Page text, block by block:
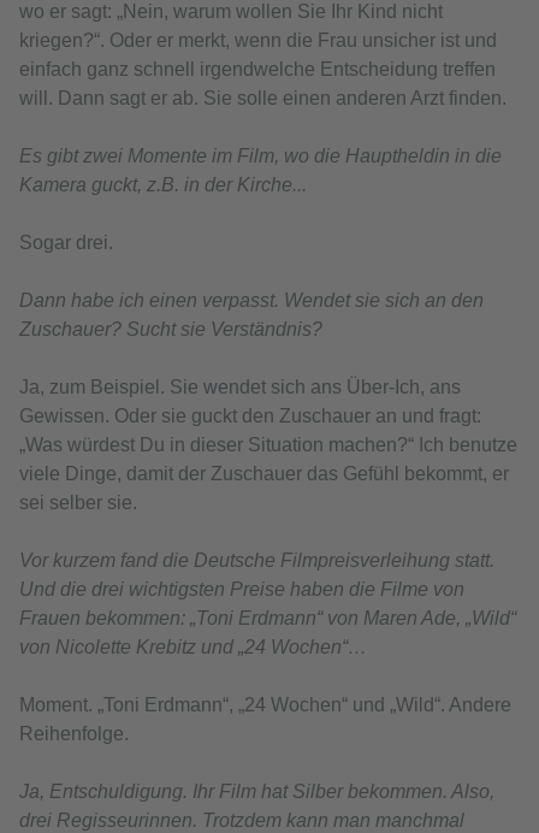
wo er sagt: „Nein, warum wollen Sie Ihr Kind nicht
kriegen?“. Oder er merkt, wenn die Frau unsicher ist und
einfach ganz schnell irgendwelche Entscheidung treffen
will. Dann sagt er ab. Sie solle einen anderen Arzt finden.
Es gibt zwei Momente im Film, wo die Hauptheldin in die
Kamera guckt, z.B. in der Kirche...
Sogar drei.
Dann habe ich einen verpasst. Wendet sie sich an den
Zuschauer? Sucht sie Verständnis?
Ja, zum Beispiel. Sie wendet sich ans Über-Ich, ans
Gewissen. Oder sie guckt den Zuschauer an und fragt:
„Was würdest Du in dieser Situation machen?“ Ich benutze
viele Dinge, damit der Zuschauer das Gefühl bekommt, er
sei selber sie.
Vor kurzem fand die Deutsche Filmpreisverleihung statt.
Und die drei wichtigsten Preise haben die Filme von
Frauen bekommen: „Toni Erdmann“ von Maren Ade, „Wild“
von Nicolette Krebitz und „24 Wochen“…
Moment. „Toni Erdmann“, „24 Wochen“ und „Wild“. Andere
Reihenfolge.
Ja, Entschuldigung. Ihr Film hat Silber bekommen. Also,
drei Regisseurinnen. Trotzdem kann man manchmal